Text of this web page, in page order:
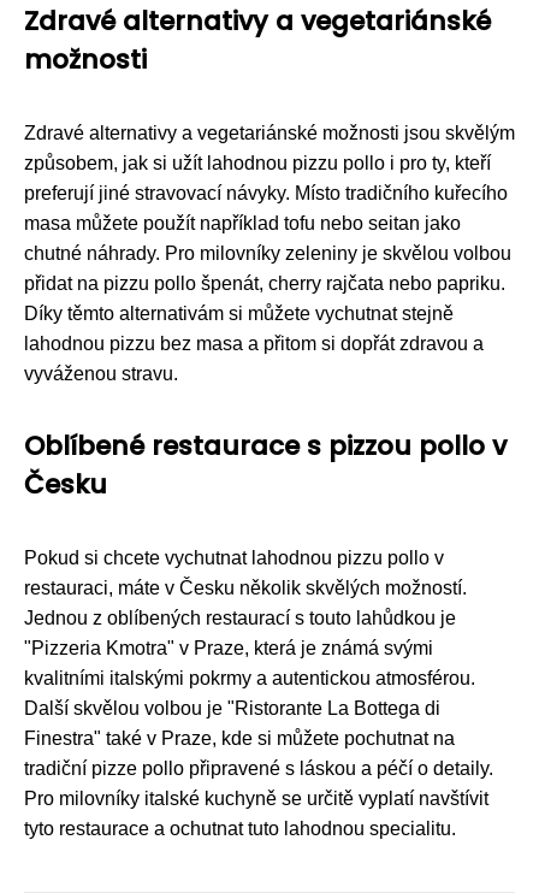
Zdravé alternativy a vegetariánské
možnosti
Zdravé alternativy a vegetariánské možnosti jsou skvělým
způsobem, jak si užít lahodnou pizzu pollo i pro ty, kteří
preferují jiné stravovací návyky. Místo tradičního kuřecího
masa můžete použít například tofu nebo seitan jako
chutné náhrady. Pro milovníky zeleniny je skvělou volbou
přidat na pizzu pollo špenát, cherry rajčata nebo papriku.
Díky těmto alternativám si můžete vychutnat stejně
lahodnou pizzu bez masa a přitom si dopřát zdravou a
vyváženou stravu.
Oblíbené restaurace s pizzou pollo v
Česku
Pokud si chcete vychutnat lahodnou pizzu pollo v
restauraci, máte v Česku několik skvělých možností.
Jednou z oblíbených restaurací s touto lahůdkou je
"Pizzeria Kmotra" v Praze, která je známá svými
kvalitními italskými pokrmy a autentickou atmosférou.
Další skvělou volbou je "Ristorante La Bottega di
Finestra" také v Praze, kde si můžete pochutnat na
tradiční pizze pollo připravené s láskou a péčí o detaily.
Pro milovníky italské kuchyně se určitě vyplatí navštívit
tyto restaurace a ochutnat tuto lahodnou specialitu.